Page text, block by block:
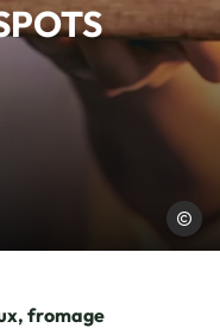
Freepik
fromage